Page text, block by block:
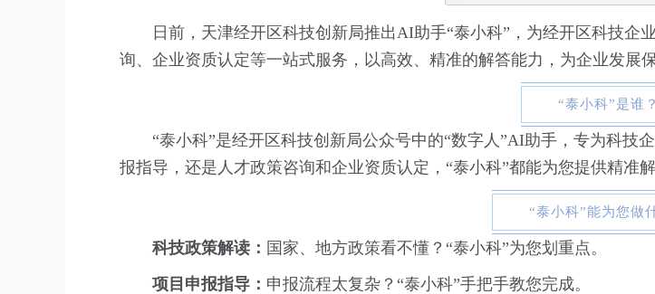
日前，天津经开区科技创新局推出AI助手“泰小科”，为经开区科技
询、企业资质认定等一站式服务，以高效、精准的解答能力，为企业发展保
“泰小科”是谁？
“泰小科”是经开区科技创新局公众号中的“数字人”AI助手，专为科技
报指导，还是人才政策咨询和企业资质认定，“泰小科”都能为您提供精准
“泰小科”能为您做
科技政策解读： 国家、地方政策看不懂？“泰小科”为您划重点。
项目申报指导： 申报流程太复杂？“泰小科”手把手教您完成。